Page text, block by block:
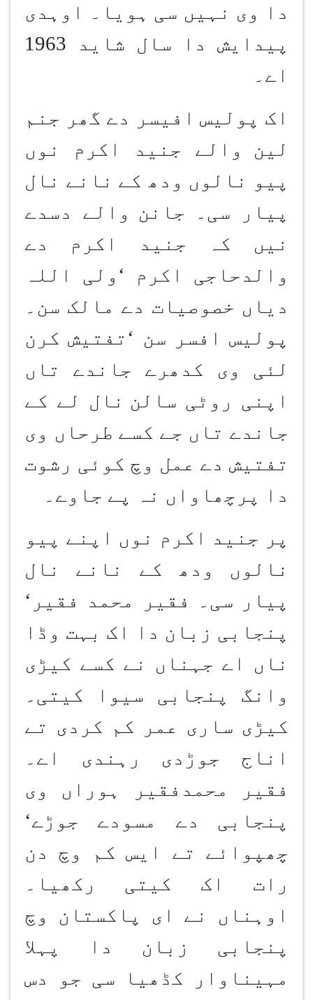
دا وی نہیں سی ہویا۔ اوہدی
پیدایش دا سال شاید 1963
اے۔
اک پولیس افیسر دے گھر جنم
لین
والے جنید اکرم نوں
پیو نالوں ودھ کے نانے نال
پیار سی۔ جانن والے دسدے
نیں کہ جنید اکرم دے
والدحاجی اکرم
‘ ولی اللہ
دیاں خصوصیات دے مالک سن۔
پولیس افسر سن ‘ تفتیش کرن
لئی وی کدھرے جاندے تاں
اپنی روٹی سالن نال لے کے
جاندے تاں جے کسے طرحاں وی
تفتیش دے عمل وچ کوئی رشوت
دا پرچھاواں نہ پے جاوے۔
پر جنید اکرم نوں اپنے پیو
نالوں ودھ کے نانے نال
پیار سی۔ فقیر محمد فقیر ‘
پنجابی زبان دا اک بہت وڈا
ناں اے جہناں نے کسے کیڑی
وانگ پنجابی سیوا کیتی۔
کیڑی ساری عمر کم کردی تے
اناج جوڑدی رہندی اے۔
فقیر محمدفقیر ہوراں وی
پنجابی دے مسودے جوڑے‘
چھپوائے تے ایس کم وچ دن
رات اک کیتی رکھیا۔
اوہناں نے ای پاکستان وچ
پنجابی زبان دا پہلا
مہیناوار کڈھیا سی جو دس